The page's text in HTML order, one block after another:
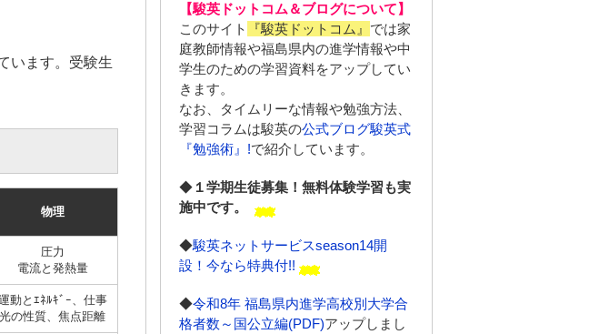
います。受験生
物理
圧力
電流と発熱量
動とｴﾈﾙｷﾞｰ、仕事
光の性質、焦点距離
【駿英ドットコム＆ブログについて】
このサイト
『駿英ドットコム』 では家
庭教師情報や福島県内の進学情報や中
学生のための学習資料をアップしてい
きます。
なお、タイムリーな情報や勉強方法、
学習コラムは駿英の公式ブログ駿英式
『勉強術』!で紹介しています。
◆ １学期生徒募集！無料体験学習も実
施中です。
◆駿英ネットサービスseason14開
設！今なら特典付!!
◆令和8年 福島県内進学高校別大学合
格者数～国公立編(PDF)アップしまし